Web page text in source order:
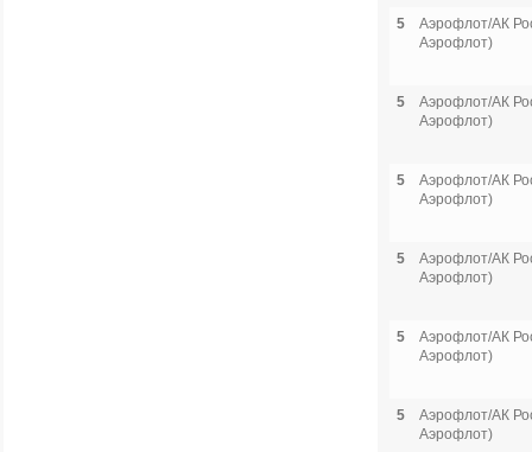
5
Аэрофлот/АК
Аэрофлот)
5
Аэрофлот/АК
Аэрофлот)
5
Аэрофлот/АК
Аэрофлот)
5
Аэрофлот/АК
Аэрофлот)
5
Аэрофлот/АК
Аэрофлот)
5
Аэрофлот/АК
Аэрофлот)